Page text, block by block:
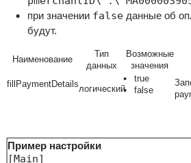
при значении falseданные об
будут.
Наименование
Тип
данных
Возможные
значения
fillPaymentDetailsлогический
true
false
Пример настройки
[Main]